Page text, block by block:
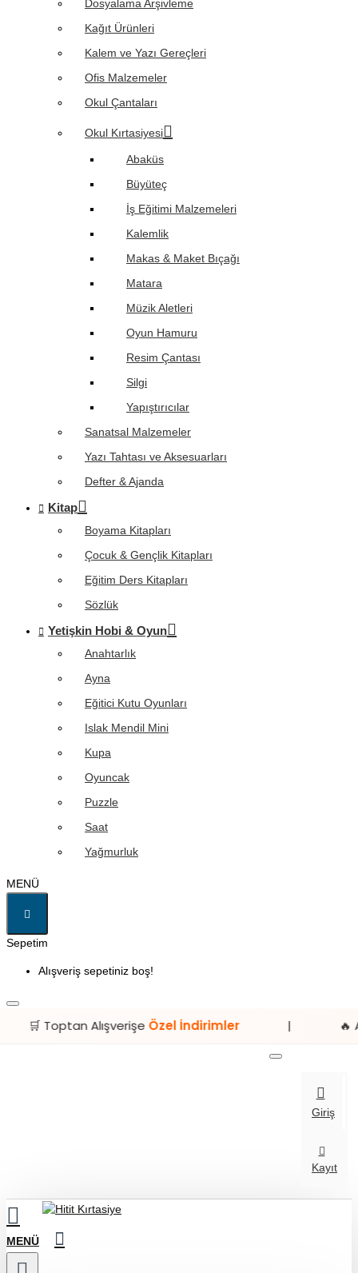
Dosyalama Arşivleme
Kağıt Ürünleri
Kalem ve Yazı Gereçleri
Ofis Malzemeler
Okul Çantaları
Okul Kırtasiyesi
Abaküs
Büyüteç
İş Eğitimi Malzemeleri
Kalemlik
Makas & Maket Bıçağı
Matara
Müzik Aletleri
Oyun Hamuru
Resim Çantası
Silgi
Yapıştırıcılar
Sanatsal Malzemeler
Yazı Tahtası ve Aksesuarları
Defter & Ajanda
Kitap
Boyama Kitapları
Çocuk & Gençlik Kitapları
Eğitim Ders Kitapları
Sözlük
Yetişkin Hobi & Oyun
Anahtarlık
Ayna
Eğitici Kutu Oyunları
Islak Mendil Mini
Kupa
Oyuncak
Puzzle
Saat
Yağmurluk
MENÜ
Sepetim
Alışveriş sepetiniz boş!
Özel İndirimler | 🔥 Avantajlı
Giriş
Kayıt